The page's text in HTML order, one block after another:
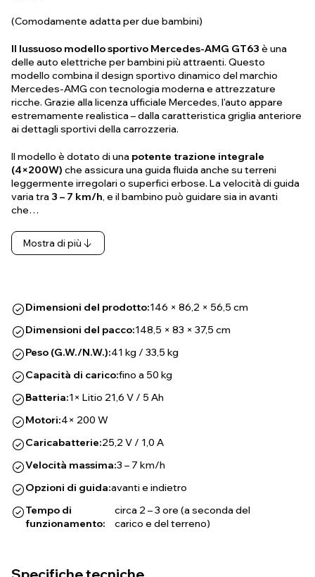
(Comodamente adatta per due bambini)
Il lussuoso modello sportivo Mercedes-AMG GT63 è una
delle auto elettriche per bambini più attraenti. Questo
modello combina il design sportivo dinamico del marchio
Mercedes-AMG con tecnologia moderna e attrezzature
ricche. Grazie alla licenza ufficiale Mercedes, l'auto appare
estremamente realistica – dalla caratteristica griglia anteriore
ai dettagli sportivi della carrozzeria.
Il modello è dotato di una potente trazione integrale
(4×200W) che assicura una guida fluida anche su terreni
leggermente irregolari o superfici erbose. La velocità di guida
varia tra 3 – 7 km/h, e il bambino può guidare sia in avanti
che…
Mostra di più
Dimensioni del prodotto:146 × 86,2 × 56,5 cm
Dimensioni del pacco:148,5 × 83 × 37,5 cm
Peso (G.W./N.W.):41 kg / 33,5 kg
Capacità di carico:fino a 50 kg
Batteria:1× Litio 21,6 V / 5 Ah
Motori:4× 200 W
Caricabatterie:25,2 V / 1,0 A
Velocità massima:3 – 7 km/h
Opzioni di guida:avanti e indietro
Tempo di
funzionamento:
circa 2 – 3 ore (a seconda del
carico e del terreno)